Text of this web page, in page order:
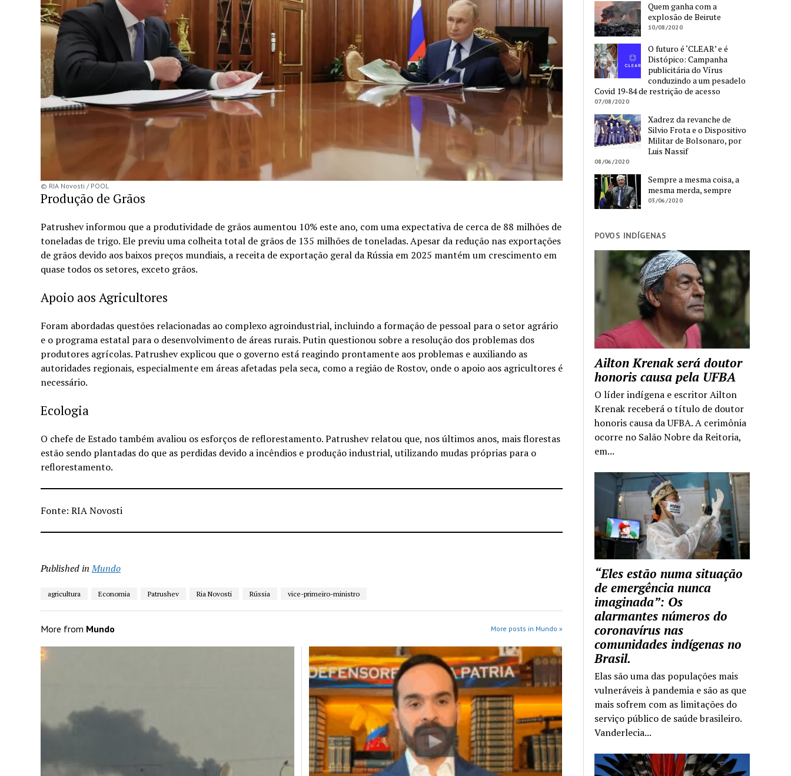
© RIA Novosti / POOL
Produção de Grãos
Patrushev informou que a produtividade de grãos aumentou 10% este ano, com uma expectativa de cerca de 88 milhões de
toneladas de trigo. Ele previu uma colheita total de grãos de 135 milhões de toneladas. Apesar da redução nas exportações
de grãos devido aos baixos preços mundiais, a receita de exportação geral da Rússia em 2025 mantém um crescimento em
quase todos os setores, exceto grãos.
Apoio aos Agricultores
Foram abordadas questões relacionadas ao complexo agroindustrial, incluindo a formação de pessoal para o setor agrário
e o programa estatal para o desenvolvimento de áreas rurais. Putin questionou sobre a resolução dos problemas dos
produtores agrícolas. Patrushev explicou que o governo está reagindo prontamente aos problemas e auxiliando as
autoridades regionais, especialmente em áreas afetadas pela seca, como a região de Rostov, onde o apoio aos agricultores é
necessário.
Ecologia
O chefe de Estado também avaliou os esforços de reflorestamento. Patrushev relatou que, nos últimos anos, mais florestas
estão sendo plantadas do que as perdidas devido a incêndios e produção industrial, utilizando mudas próprias para o
reflorestamento.
Fonte: RIA Novosti
Published in Mundo
agricultura Economia Patrushev Ria Novosti Rússia vice-primeiro-ministro
More from Mundo More posts in Mundo »
Quem ganha com a
explosão de Beirute
10/08/2020
O futuro é ‘CLEAR’ e é
Distópico: Campanha
publicitária do Vírus
conduzindo a um pesadelo
Covid 19-84 de restrição de acesso
07/08/2020
Xadrez da revanche de
Silvio Frota e o Dispositivo
Militar de Bolsonaro, por
Luis Nassif
08/06/2020
Sempre a mesma coisa, a
mesma merda, sempre
03/06/2020
POVOS INDÍGENAS
Ailton Krenak será doutor
honoris causa pela UFBA
O líder indígena e escritor Ailton
Krenak receberá o título de doutor
honoris causa da UFBA. A cerimônia
ocorre no Salão Nobre da Reitoria,
em...
“Eles estão numa situação
de emergência nunca
imaginada”: Os
alarmantes números do
coronavírus nas
comunidades indígenas no
Brasil.
Elas são uma das populações mais
vulneráveis à pandemia e são as que
mais sofrem com as limitações do
serviço público de saúde brasileiro.
Vanderlecia...